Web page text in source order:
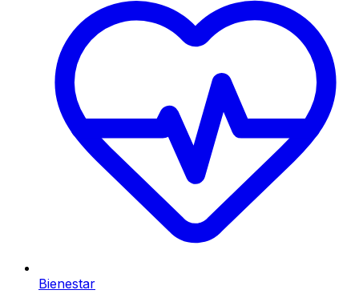
Bienestar